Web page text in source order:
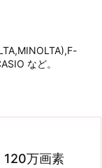
など。
120万画素